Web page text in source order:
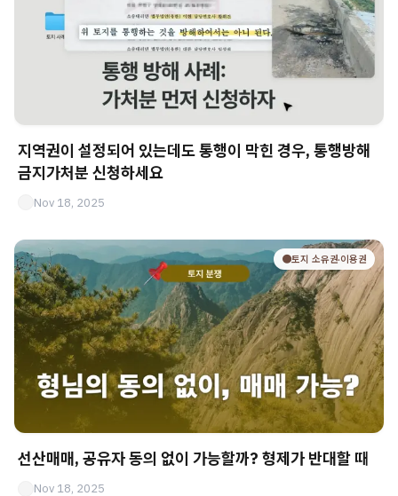
지역권이 설정되어 있는데도 통행이 막힌 경우, 통행방해
금지가처분 신청하세요
Nov 18, 2025
🟤토지 소유권·이용권
선산매매, 공유자 동의 없이 가능할까? 형제가 반대할 때
Nov 18, 2025